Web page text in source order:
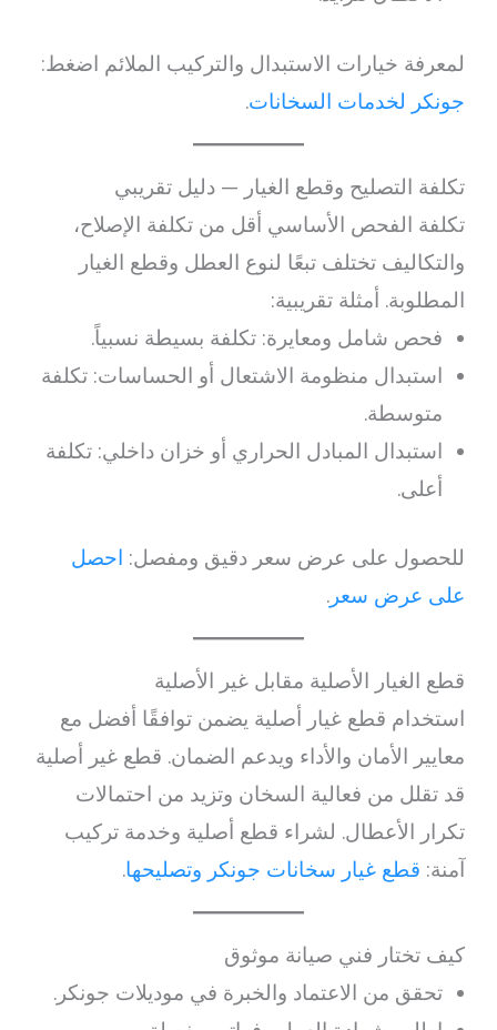
لمعرفة خيارات الاستبدال والتركيب الملائم اضغط:
جونكر لخدمات السخانات.
تكلفة التصليح وقطع الغيار — دليل تقريبي
تكلفة الفحص الأساسي أقل من تكلفة الإصلاح،
والتكاليف تختلف تبعًا لنوع العطل وقطع الغيار
المطلوبة. أمثلة تقريبية:
فحص شامل ومعايرة: تكلفة بسيطة نسبياً.
استبدال منظومة الاشتعال أو الحساسات: تكلفة
متوسطة.
استبدال المبادل الحراري أو خزان داخلي: تكلفة
أعلى.
للحصول على عرض سعر دقيق ومفصل: احصل
على عرض سعر.
قطع الغيار الأصلية مقابل غير الأصلية
استخدام قطع غيار أصلية يضمن توافقًا أفضل مع
معايير الأمان والأداء ويدعم الضمان. قطع غير أصلية
قد تقلل من فعالية السخان وتزيد من احتمالات
تكرار الأعطال. لشراء قطع أصلية وخدمة تركيب
آمنة: قطع غيار سخانات جونكر وتصليحها.
كيف تختار فني صيانة موثوق
تحقق من الاعتماد والخبرة في موديلات جونكر.